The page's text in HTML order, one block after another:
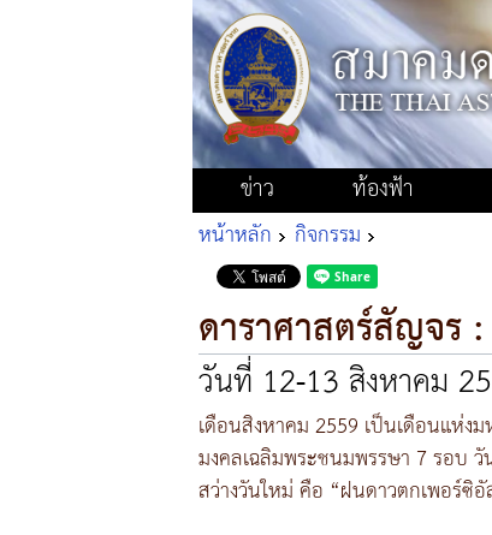
ข่าว ท้องฟ้า
หน้าหลัก กิจกรรม
ดาราศาสตร์สัญจร
วันที่ 12-13 สิงหาคม
เดือนสิงหาคม 2559 เป็นเดือนแห่ง
มงคลเฉลิมพระชนมพรรษา 7 รอบ
สว่างวันใหม่ คือ “ฝนดาวตกเพอร์ซิ